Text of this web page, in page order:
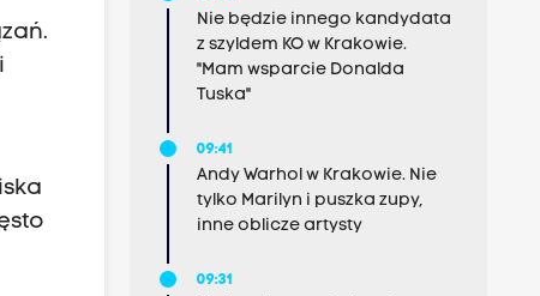
Nie będzie innego kandydata
z szyldem KO w Krakowie.
"Mam wsparcie Donalda
Tuska"
09:41
Andy Warhol w Krakowie. Nie
tylko Marilyn i puszka zupy,
inne oblicze artysty
09:31